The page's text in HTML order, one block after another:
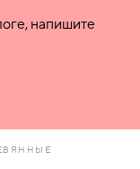
напишите